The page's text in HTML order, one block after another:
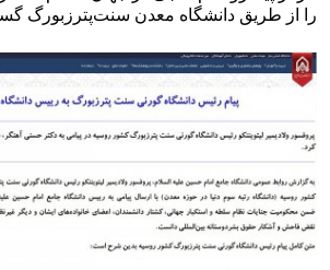
را از طریق دانشگاه معدن سنت‌پترزبورگ